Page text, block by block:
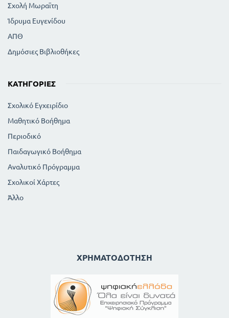
Σχολή Μωραϊτη
Ίδρυμα Ευγενίδου
ΑΠΘ
Δημόσιες Βιβλιοθήκες
ΚΑΤΗΓΟΡΊΕΣ
Σχολικό Εγχειρίδιο
Μαθητικό Βοήθημα
Περιοδικό
Παιδαγωγικό Βοήθημα
Αναλυτικό Πρόγραμμα
Σχολικοί Χάρτες
Άλλο
ΧΡΗΜΑΤΟΔΌΤΗΣΗ